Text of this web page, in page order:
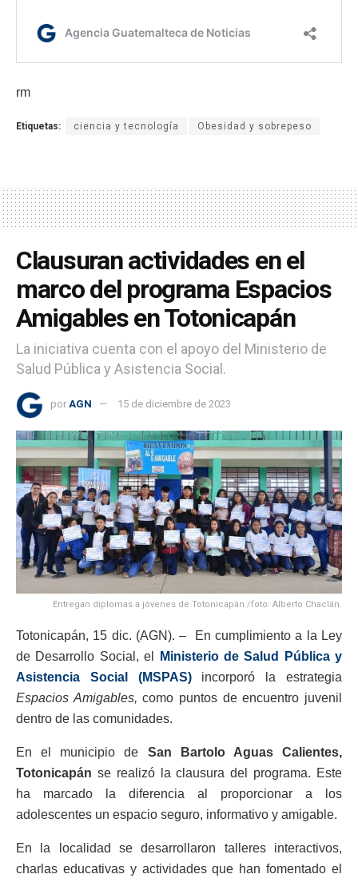
rm
Etiquetas: ciencia y tecnología Obesidad y sobrepeso
Clausuran actividades en el
marco del programa Espacios
Amigables en Totonicapán
La iniciativa cuenta con el apoyo del Ministerio de
Salud Pública y Asistencia Social.
por AGN 15 de diciembre de 2023
Entregan diplomas a jóvenes de Totonicapán./foto: Alberto Chaclán.
Totonicapán, 15 dic. (AGN). – En cumplimiento a la Ley
de Desarrollo Social, el
Ministerio de Salud Pública y
Asistencia Social (MSPAS)incorporó la estrategia
Espacios Amigables, como puntos de encuentro juvenil
dentro de las comunidades.
En el municipio de San Bartolo Aguas Calientes,
Totonicapán se realizó la clausura del programa. Este
ha marcado la diferencia al proporcionar a los
adolescentes un espacio seguro, informativo y amigable.
En la localidad se desarrollaron talleres interactivos,
charlas educativas y actividades que han fomentado el